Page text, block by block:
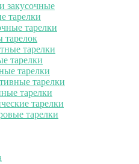
закусочные
тарелки
тарелки
тарелок
тарелки
тарелки
тарелки
тарелки
тарелки
тарелки
тарелки